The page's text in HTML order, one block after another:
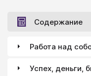
Содержание
Работа над
Успех, деньги,